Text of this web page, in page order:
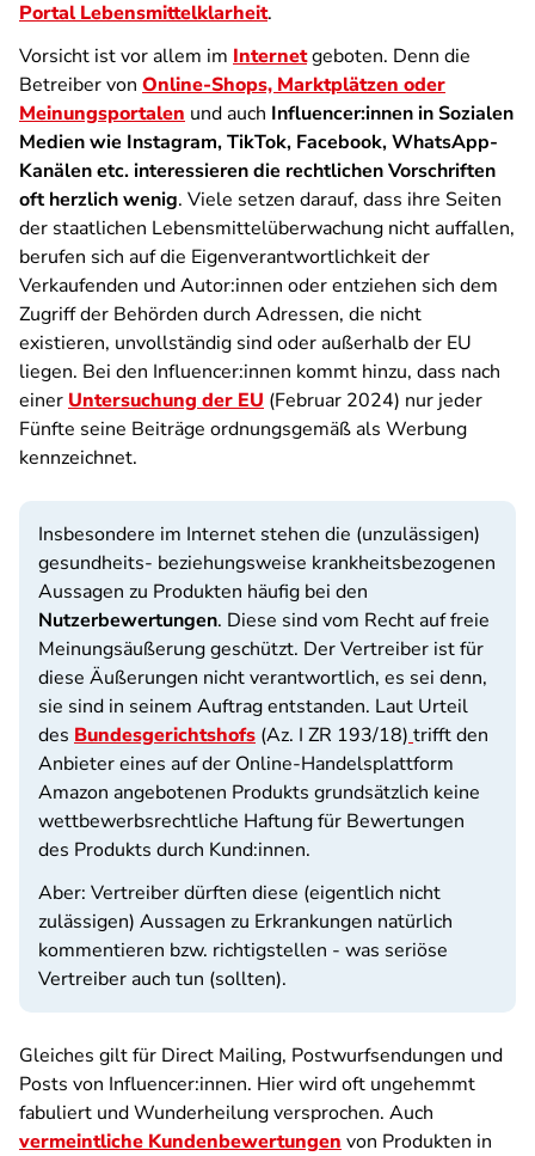
Portal Lebensmittelklarheit.
Vorsicht ist vor allem im Internetgeboten. Denn die
Betreiber von Online-Shops, Marktplätzen oder
Meinungsportalen und auch Influencer:innen in Sozialen
Medien wie Instagram, TikTok, Facebook, WhatsApp-
Kanälen etc. interessieren die rechtlichen Vorschriften
oft herzlich wenig. Viele setzen darauf, dass ihre Seiten
der staatlichen Lebensmittelüberwachung nicht auffallen,
berufen sich auf die Eigenverantwortlichkeit der
Verkaufenden und Autor:innen oder entziehen sich dem
Zugriff der Behörden durch Adressen, die nicht
existieren, unvollständig sind oder außerhalb der EU
liegen. Bei den Influencer:innen kommt hinzu, dass nach
einer Untersuchung der EU (Februar 2024) nur jeder
Fünfte seine Beiträge ordnungsgemäß als Werbung
kennzeichnet.
Insbesondere im Internet stehen die (unzulässigen)
gesundheits- beziehungsweise krankheitsbezogenen
Aussagen zu Produkten häufig bei den
Nutzerbewertungen. Diese sind vom Recht auf freie
Meinungsäußerung geschützt. Der Vertreiber ist für
diese Äußerungen nicht verantwortlich, es sei denn,
sie sind in seinem Auftrag entstanden. Laut Urteil
des Bundesgerichtshofs (Az. I ZR 193/18) trifft den
Anbieter eines auf der Online-Handelsplattform
Amazon angebotenen Produkts grundsätzlich keine
wettbewerbsrechtliche Haftung für Bewertungen
des Produkts durch Kund:innen.
Aber: Vertreiber dürften diese (eigentlich nicht
zulässigen) Aussagen zu Erkrankungen natürlich
kommentieren bzw. richtigstellen - was seriöse
Vertreiber auch tun (sollten).
Gleiches gilt für Direct Mailing, Postwurfsendungen und
Posts von Influencer:innen. Hier wird oft ungehemmt
fabuliert und Wunderheilung versprochen. Auch
vermeintliche Kundenbewertungen von Produkten in